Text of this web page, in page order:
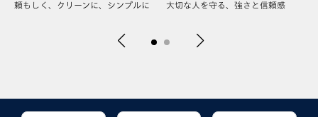
頼もしく、クリーンに、シンプルに 大切な人を守る、強さと信頼感